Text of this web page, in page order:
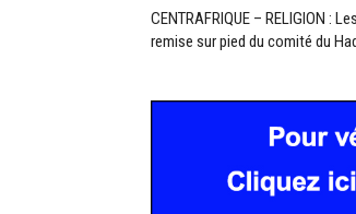
CENTRAFRIQUE – RELIGION :
remise sur pied du comité du